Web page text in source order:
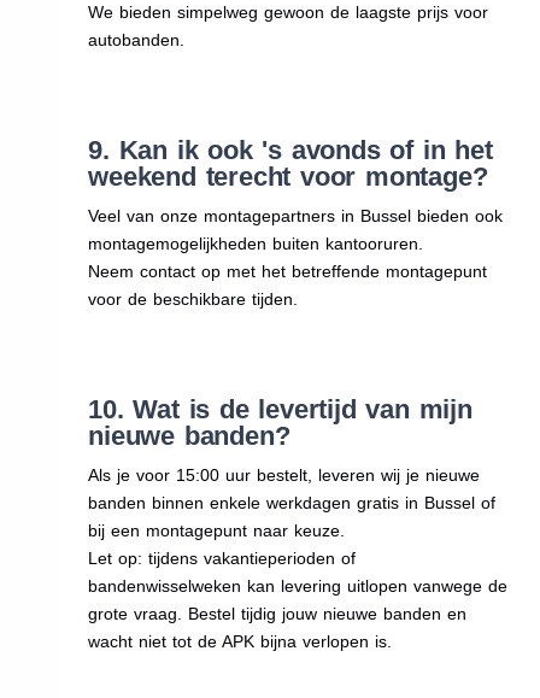
We bieden simpelweg gewoon de laagste prijs voor
autobanden.
9. Kan ik ook 's avonds of in het
weekend terecht voor montage?
Veel van onze montagepartners in Bussel bieden ook
montagemogelijkheden buiten kantooruren.
Neem contact op met het betreffende montagepunt
voor de beschikbare tijden.
10. Wat is de levertijd van mijn
nieuwe banden?
Als je voor 15:00 uur bestelt, leveren wij je nieuwe
banden binnen enkele werkdagen gratis in Bussel of
bij een montagepunt naar keuze.
Let op: tijdens vakantieperioden of
bandenwisselweken kan levering uitlopen vanwege de
grote vraag. Bestel tijdig jouw nieuwe banden en
wacht niet tot de APK bijna verlopen is.